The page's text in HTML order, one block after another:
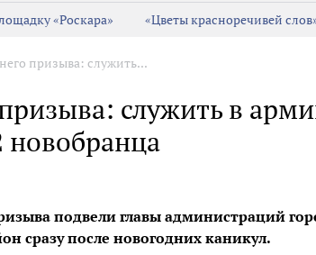
«Роскара» «Цветы красноречивей
призыва: служить...
служить в
новобранца
подвели главы администраций
сразу после новогодних каникул.